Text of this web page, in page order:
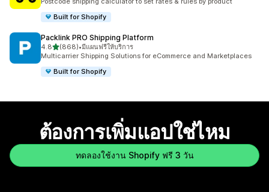
Built for Shopify
Packlink PRO Shipping Platform
4.8เต็ม 5 ดาว
(868)
ทั้งหมด 868 รีวิว
•มีแผนฟรีให้บริการ
Multicarrier Shipping Solutions for eCommerce and Marketplaces
Built for Shopify
ต้องการเพิ่มแอปใช่ไหม
ทดลองใช้งาน Shopify ฟรี 3 วัน